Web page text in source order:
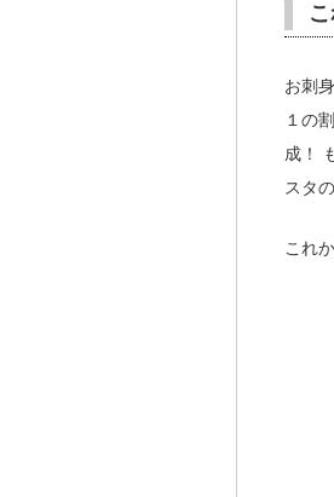
お刺
１の
成！
スタ
これ